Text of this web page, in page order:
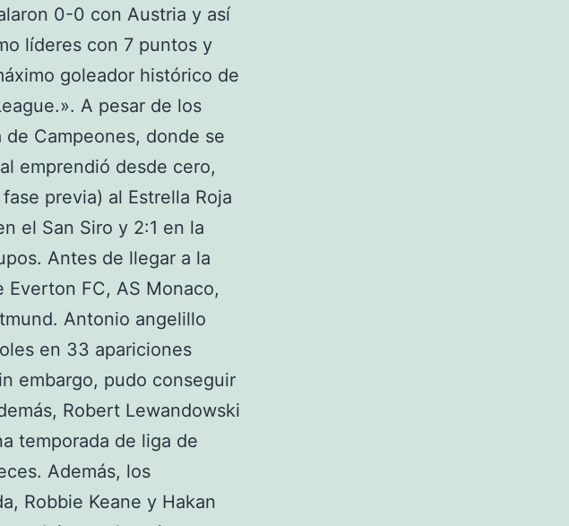
0-0 con Austria y así
líderes con 7 puntos y
goleador histórico de
A pesar de los
Campeones, donde se
emprendió desde cero,
previa) al Estrella Roja
el San Siro y 2:1 en la
Antes de llegar a la
FC, AS Monaco,
Antonio angelillo
en 33 apariciones
embargo, pudo conseguir
Robert Lewandowski
temporada de liga de
Además, los
Robbie Keane y Hakan